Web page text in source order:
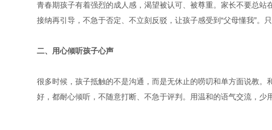
青春期孩子有着强烈的成人感，渴望被认可、被尊重。家长不要总
接纳再引导，不急于否定、不立刻反驳，让孩子感受到“父母懂我”。
二、 用心倾听孩子心声
很多时候，孩子抵触的不是沟通，而是无休止的唠叨和单方面说教
好，都耐心倾听，不随意打断、不急于评判。用温和的语气交流，少